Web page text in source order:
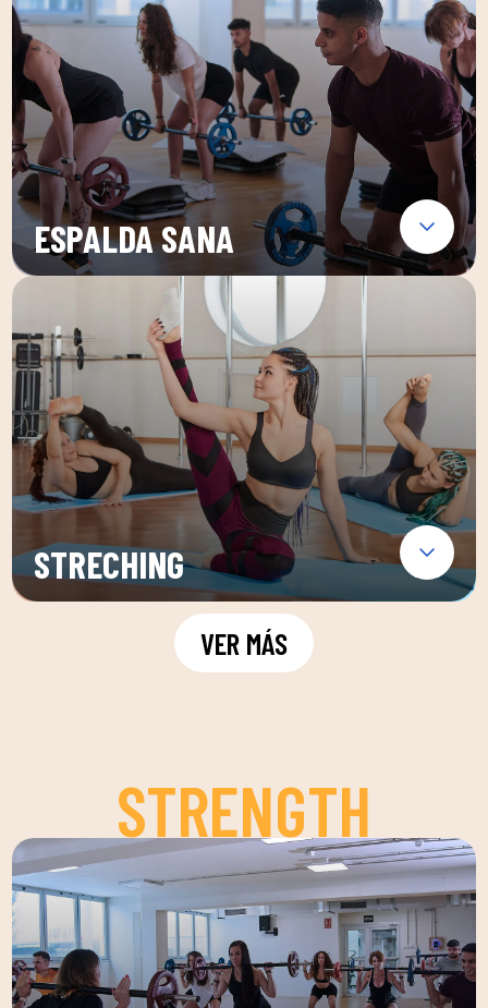
ESPALDA SANA
STRECHING
VER MÁS
STRENGTH